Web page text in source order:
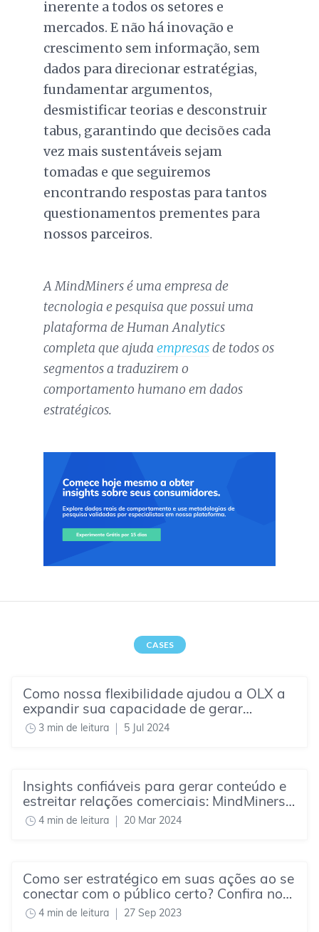
inerente a todos os setores e
mercados. E não há inovação e
crescimento sem informação, sem
dados para direcionar estratégias,
fundamentar argumentos,
desmistificar teorias e desconstruir
tabus, garantindo que decisões cada
vez mais sustentáveis sejam
tomadas e que seguiremos
encontrando respostas para tantos
questionamentos prementes para
nossos parceiros.
A MindMiners é uma empresa de
tecnologia e pesquisa que possui uma
plataforma de Human Analytics
completa que ajuda empresasde todos os
segmentos a traduzirem o
comportamento humano em dados
estratégicos.
CASES
Como nossa flexibilidade ajudou a OLX a
expandir sua capacidade de gerar
consumer insights
3 min de leitura 5 Jul 2024
Insights confiáveis para gerar conteúdo e
estreitar relações comerciais: MindMiners
ajuda UOL nessa missão
4 min de leitura 20 Mar 2024
Como ser estratégico em suas ações ao se
conectar com o público certo? Confira no
case da Grendene
4 min de leitura 27 Sep 2023